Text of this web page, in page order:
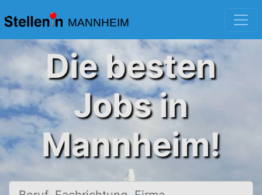
MANNHEIM
Die besten
Jobs in
Mannheim!
Beruf, Fachrichtung, Firma